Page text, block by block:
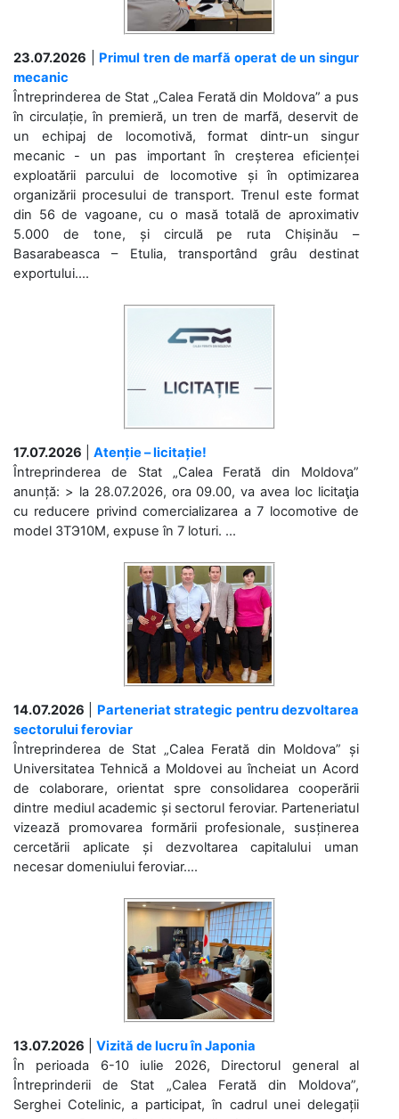
23.07.2026
Primul tren de marfă operat de un singur
mecanic
Întreprinderea de Stat „Calea Ferată din Moldova” a pus
în circulație, în premieră, un tren de marfă, deservit de
un echipaj de locomotivă, format dintr-un singur
mecanic - un pas important în creșterea eficienței
exploatării parcului de locomotive și în optimizarea
organizării procesului de transport. Trenul este format
din 56 de vagoane, cu o masă totală de aproximativ
5.000 de tone, și circulă pe ruta Chișinău –
Basarabeasca – Etulia, transportând grâu destinat
exportului....
17.07.2026
Atenție – licitație!
Întreprinderea de Stat „Calea Ferată din Moldova”
anunță: > la 28.07.2026, ora 09.00, va avea loc licitaţia
cu reducere privind comercializarea a 7 locomotive de
model 3ТЭ10М, expuse în 7 loturi. ...
14.07.2026
Parteneriat strategic pentru dezvoltarea
sectorului feroviar
Întreprinderea de Stat „Calea Ferată din Moldova” și
Universitatea Tehnică a Moldovei au încheiat un Acord
de colaborare, orientat spre consolidarea cooperării
dintre mediul academic și sectorul feroviar. Parteneriatul
vizează promovarea formării profesionale, susținerea
cercetării aplicate și dezvoltarea capitalului uman
necesar domeniului feroviar....
13.07.2026
Vizită de lucru în Japonia
În perioada 6-10 iulie 2026, Directorul general al
Întreprinderii de Stat „Calea Ferată din Moldova”,
Serghei Cotelinic, a participat, în cadrul unei delegații